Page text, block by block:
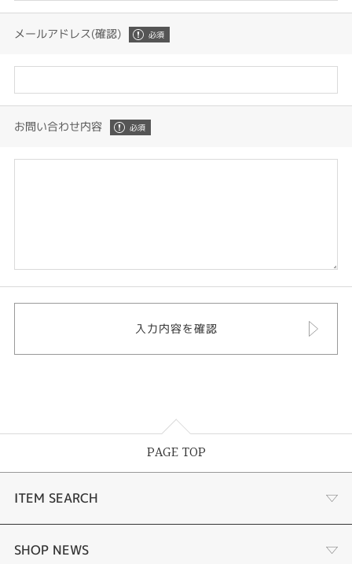
メールアドレス(確認)
お問い合わせ内容
PAGE TOP
ITEM SEARCH
婚約指輪
SHOP NEWS